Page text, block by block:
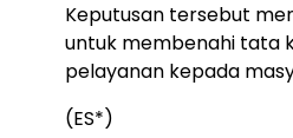
Keputusan tersebut
untuk membenahi tata
pelayanan kepada
(ES*)